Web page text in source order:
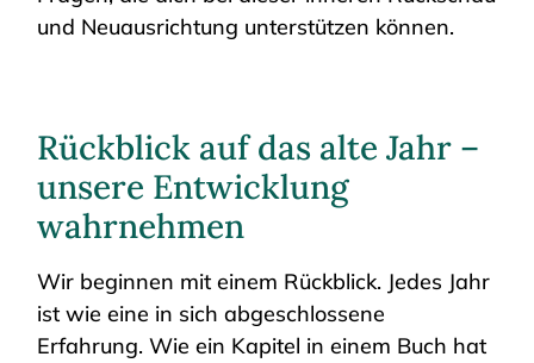
und Neuausrichtung unterstützen können.
Rückblick auf das alte Jahr –
unsere Entwicklung
wahrnehmen
Wir beginnen mit einem Rückblick. Jedes Jahr
ist wie eine in sich abgeschlossene
Erfahrung. Wie ein Kapitel in einem Buch hat